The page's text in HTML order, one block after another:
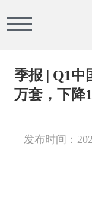
季报 | Q1中
万套，下降
发布时间：